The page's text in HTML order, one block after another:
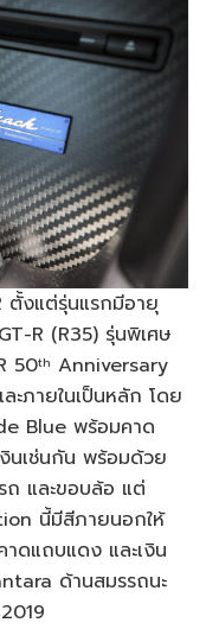
ตั้งแต่รุ่นแรกมีอายุ
R (R35) รุ่นพิเศษ
50th Anniversary
ภายในเป็นหลัก โดย
Blue พร้อมคาด
นเช่นกัน พร้อมด้วย
และขอบล้อ แต่
นี้มีสีภายนอกให้
ดแถบแดง และเงิน
ด้านสมรรถนะ